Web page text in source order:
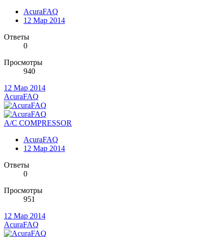
AcuraFAQ
12 Мар 2014
Ответы
0
Просмотры
940
12 Мар 2014
AcuraFAQ
A/C COMPRESSOR
AcuraFAQ
12 Мар 2014
Ответы
0
Просмотры
951
12 Мар 2014
AcuraFAQ